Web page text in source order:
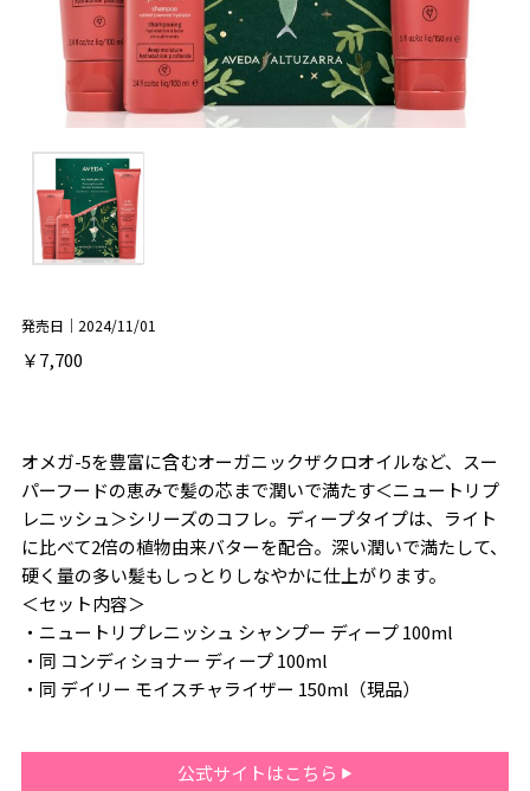
発売日｜2024/11/01
￥7,700
オメガ-5を豊富に含むオーガニックザクロオイルなど、スー
パーフードの恵みで髪の芯まで潤いで満たす＜ニュートリプ
レニッシュ＞シリーズのコフレ。ディープタイプは、ライト
に比べて2倍の植物由来バターを配合。深い潤いで満たして、
硬く量の多い髪もしっとりしなやかに仕上がります。
＜セット内容＞
・ニュートリプレニッシュ シャンプー ディープ 100ml
・同 コンディショナー ディープ 100ml
・同 デイリー モイスチャライザー 150ml（現品）
公式サイトはこちら